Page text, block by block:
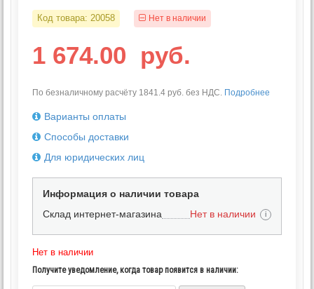
Код товара: 20058 Нет в наличии
1 674.00 руб.
По безналичному расчёту 1841.4 руб. без НДС. Подробнее
Варианты оплаты
Способы доставки
Для юридических лиц
Информация о наличии товара
Склад интернет-магазина
Нет в наличии i
Нет в наличии
Получите уведомление, когда товар появится в наличии: